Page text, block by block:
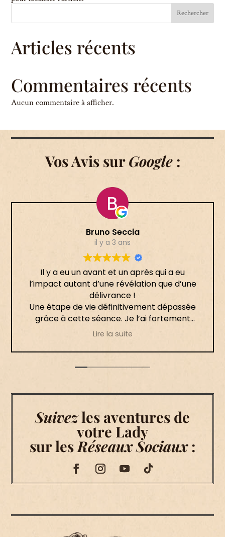
Rechercher
Articles récents
Commentaires récents
Aucun commentaire à afficher.
Vos Avis surGoogle:
Bruno Seccia
il y a 3 ans
Il y a eu un avant et un après qui a eu
l’impact autant d’une révélation que d’une
délivrance !
Une étape de vie définitivement dépassée
grâce à cette séance. Je l’ai fortement
ressenti le jour même, puis les semaines
processus.
Merci infiniment 🙏🏻
Lire la suite
Suivezles aventures de
votre Lady
sur les Réseaux Sociaux: